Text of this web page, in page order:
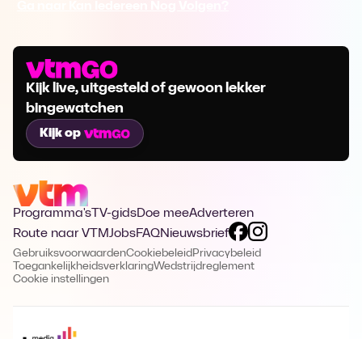
Kijk live, uitgesteld of gewoon lekker
bingewatchen
Kijk op
Programma's TV-gidsDoe meeAdverteren
Route naar VTMJobsFAQNieuwsbrief
GebruiksvoorwaardenCookiebeleid Privacybeleid
ToegankelijkheidsverklaringWedstrijdreglement
Cookie instellingen